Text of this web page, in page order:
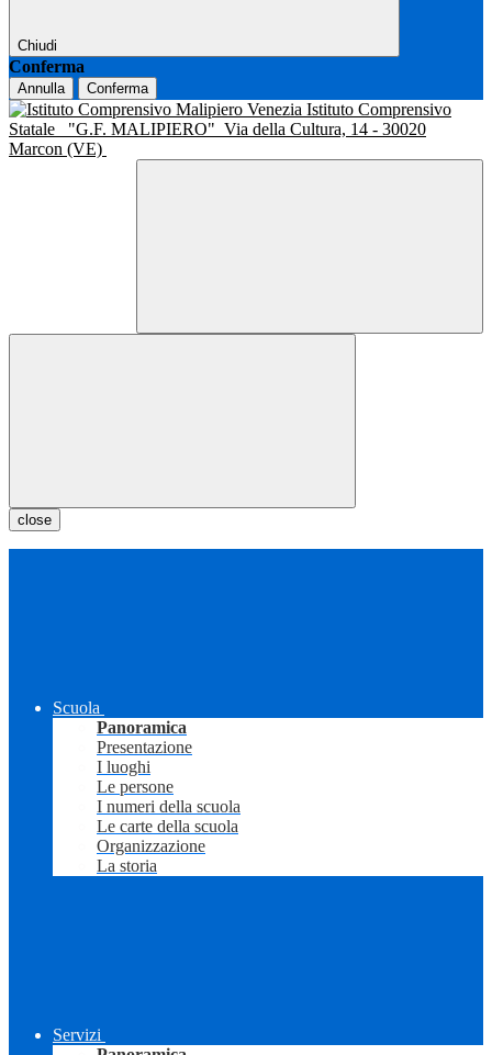
Chiudi
Conferma
Annulla Conferma
Istituto Comprensivo
Statale
"G.F. MALIPIERO" Via della Cultura, 14 - 30020
Marcon (VE)
close
Scuola
Panoramica
Presentazione
I luoghi
Le persone
I numeri della scuola
Le carte della scuola
Organizzazione
La storia
Servizi